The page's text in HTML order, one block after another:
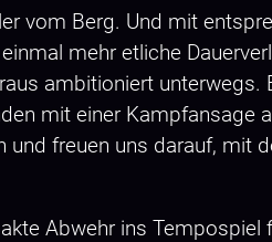
vom Berg. Und mit
mehr etliche
ambitioniert
mit einer Kampfansage
freuen uns darauf, mit
Abwehr ins Tempospiel